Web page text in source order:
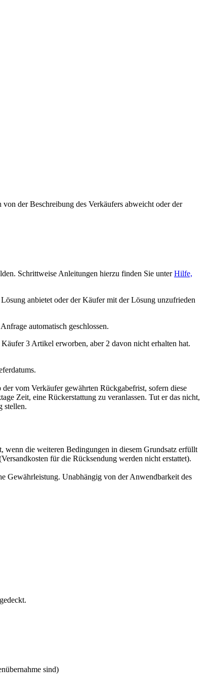
der Beschreibung des Verkäufers abweicht oder der
Schrittweise Anleitungen hierzu finden Sie unterHilfe,
anbietet oder der Käufer mit der Lösung unzufrieden
automatisch geschlossen.
3 Artikel erworben, aber 2 davon nicht erhalten hat.
vom Verkäufer gewährten Rückgabefrist, sofern diese
Zeit, eine Rückerstattung zu veranlassen. Tut er das nicht,
stellen.
wenn die weiteren Bedingungen in diesem Grundsatz erfüllt
für die Rücksendung werden nicht erstattet).
Gewährleistung. Unabhängig von der Anwendbarkeit des
sind)